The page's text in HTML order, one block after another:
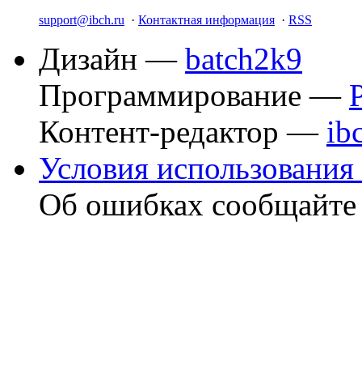
support@ibch.ru · Контактная информация · RSS
Дизайн — batch2k9
Программирование —
Контент-редактор —
Условия использования
Об ошибках